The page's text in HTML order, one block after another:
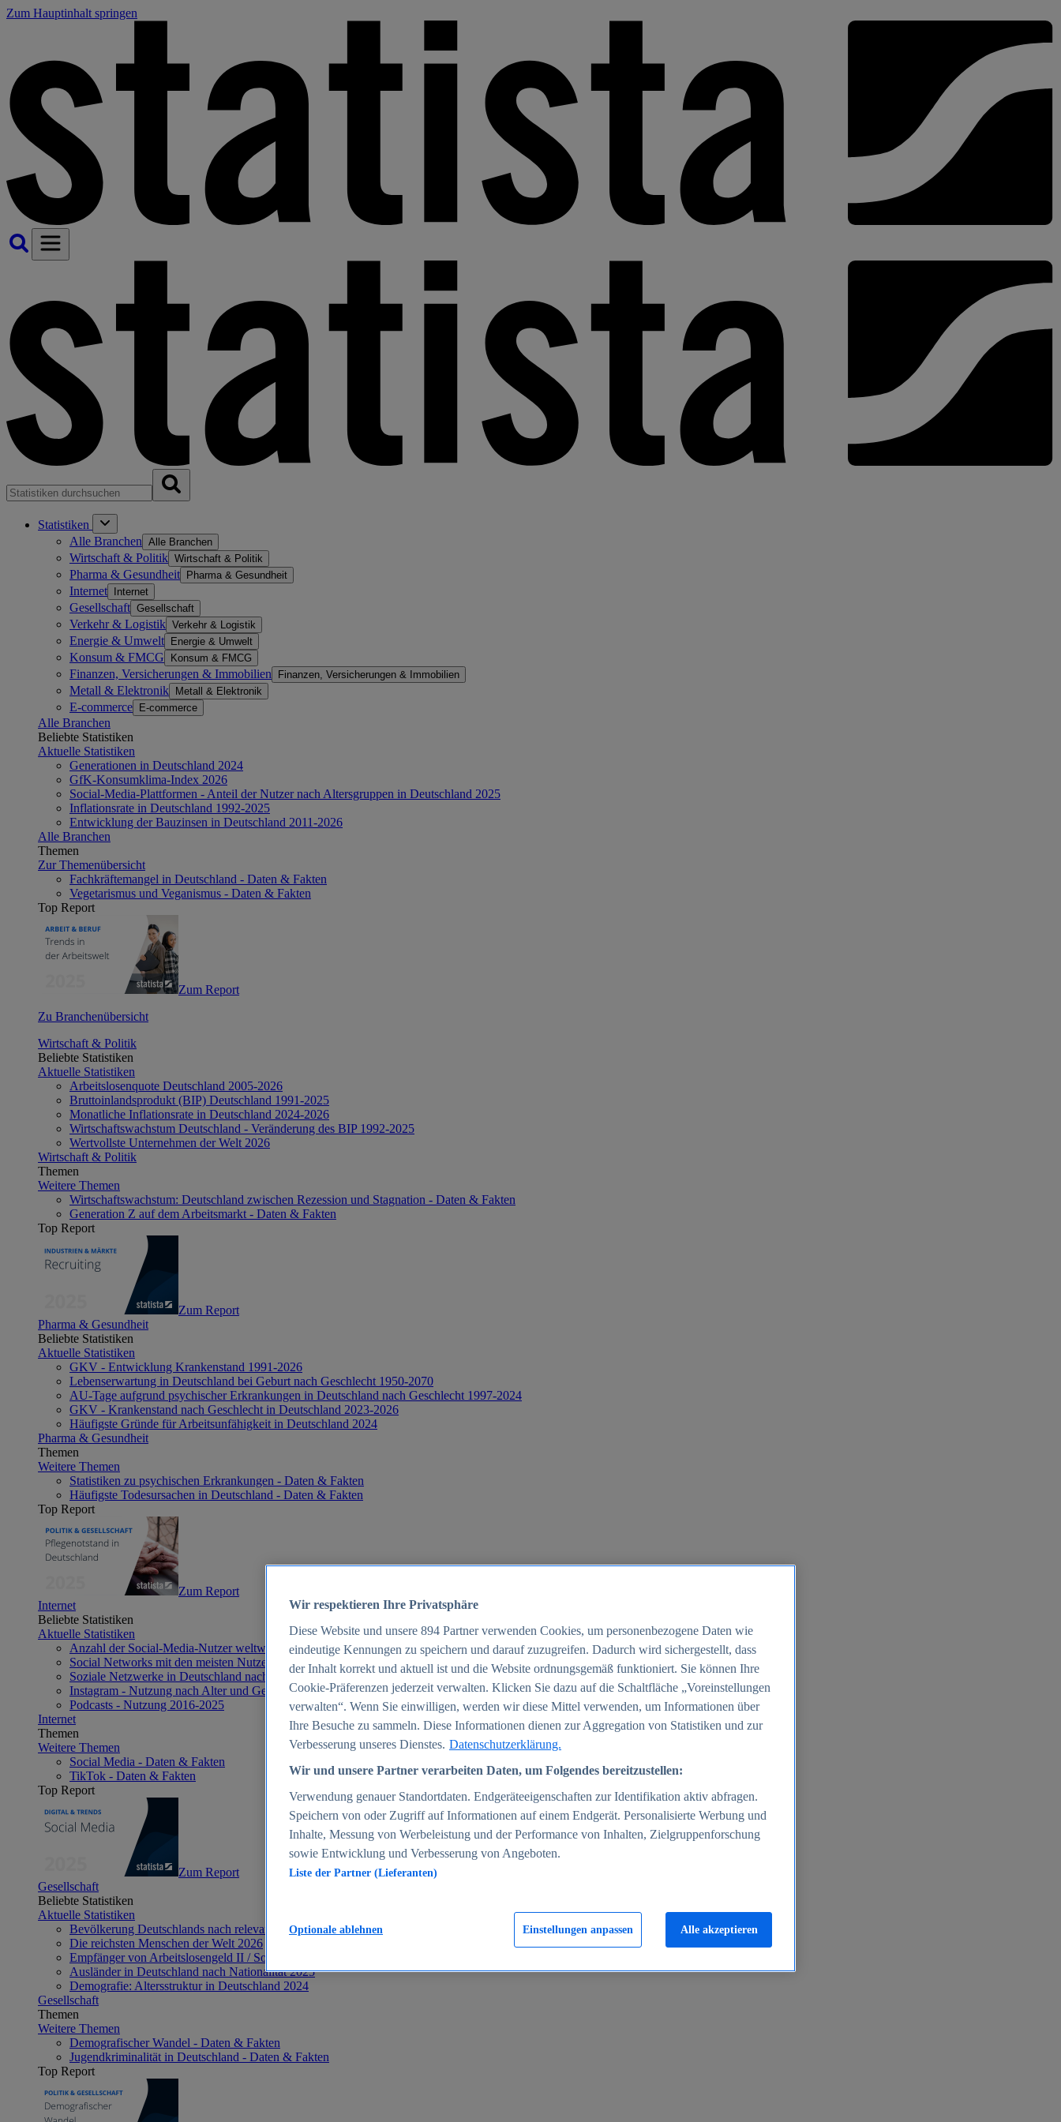
Zum Hauptinhalt springen
Statistiken
Alle Branchen Alle Branchen
Wirtschaft & Politik Wirtschaft & Politik
Pharma & Gesundheit Pharma & Gesundheit
Internet Internet
Gesellschaft Gesellschaft
Verkehr & Logistik Verkehr & Logistik
Energie & Umwelt Energie & Umwelt
Konsum & FMCG Konsum & FMCG
Finanzen, Versicherungen & Immobilien Finanzen, Versicherungen & Immobilien
Metall & Elektronik Metall & Elektronik
E-commerce E-commerce
Alle Branchen
Beliebte Statistiken
Aktuelle Statistiken
Generationen in Deutschland 2024
GfK-Konsumklima-Index 2026
Social-Media-Plattformen - Anteil der Nutzer nach Altersgruppen in Deutschland 2025
Inflationsrate in Deutschland 1992-2025
Entwicklung der Bauzinsen in Deutschland 2011-2026
Alle Branchen
Themen
Zur Themenübersicht
Fachkräftemangel in Deutschland - Daten & Fakten
Vegetarismus und Veganismus - Daten & Fakten
Top Report
Zum Report
Zu Branchenübersicht
Wirtschaft & Politik
Beliebte Statistiken
Aktuelle Statistiken
Arbeitslosenquote Deutschland 2005-2026
Bruttoinlandsprodukt (BIP) Deutschland 1991-2025
Monatliche Inflationsrate in Deutschland 2024-2026
Wirtschaftswachstum Deutschland - Veränderung des BIP 1992-2025
Wertvollste Unternehmen der Welt 2026
Wirtschaft & Politik
Themen
Weitere Themen
Wirtschaftswachstum: Deutschland zwischen Rezession und Stagnation - Daten & Fakten
Generation Z auf dem Arbeitsmarkt - Daten & Fakten
Top Report
Zum Report
Pharma & Gesundheit
Beliebte Statistiken
Aktuelle Statistiken
GKV - Entwicklung Krankenstand 1991-2026
Lebenserwartung in Deutschland bei Geburt nach Geschlecht 1950-2070
AU-Tage aufgrund psychischer Erkrankungen in Deutschland nach Geschlecht 1997-2024
GKV - Krankenstand nach Geschlecht in Deutschland 2023-2026
Häufigste Gründe für Arbeitsunfähigkeit in Deutschland 2024
Pharma & Gesundheit
Themen
Weitere Themen
Statistiken zu psychischen Erkrankungen - Daten & Fakten
Häufigste Todesursachen in Deutschland - Daten & Fakten
Top Report
Zum Report
Internet
Beliebte Statistiken
Aktuelle Statistiken
Anzahl der Social-Media-Nutzer weltweit 2012-2025
Social Networks mit den meisten Nutzern weltweit 2025
Soziale Netzwerke in Deutschland nach Generationen 2025
Instagram - Nutzung nach Alter und Geschlecht in Deutschland 2025
Podcasts - Nutzung 2016-2025
Internet
Themen
Weitere Themen
Social Media - Daten & Fakten
TikTok - Daten & Fakten
Top Report
Zum Report
Gesellschaft
Beliebte Statistiken
Aktuelle Statistiken
Bevölkerung Deutschlands nach relevanten Altersgruppen 2024
Die reichsten Menschen der Welt 2026
Empfänger von Arbeitslosengeld II / Sozialgeld / Bürgergeld in Deutschland 2005-2025
Ausländer in Deutschland nach Nationalität 2025
Demografie: Altersstruktur in Deutschland 2024
Gesellschaft
Themen
Weitere Themen
Demografischer Wandel - Daten & Fakten
Jugendkriminalität in Deutschland - Daten & Fakten
Top Report
Wir respektieren Ihre Privatsphäre
Diese Website und unsere 894 Partner verwenden Cookies, um personenbezogene Daten wie
eindeutige Kennungen zu speichern und darauf zuzugreifen. Dadurch wird sichergestellt, dass
der Inhalt korrekt und aktuell ist und die Website ordnungsgemäß funktioniert. Sie können Ihre
Cookie-Präferenzen jederzeit verwalten. Klicken Sie dazu auf die Schaltfläche „Voreinstellungen
verwalten“. Wenn Sie einwilligen, werden wir diese Mittel verwenden, um Informationen über
Ihre Besuche zu sammeln. Diese Informationen dienen zur Aggregation von Statistiken und zur
Verbesserung unseres Dienstes. Datenschutzerklärung.
Wir und unsere Partner verarbeiten Daten, um Folgendes bereitzustellen:
Verwendung genauer Standortdaten. Endgeräteeigenschaften zur Identifikation aktiv abfragen.
Speichern von oder Zugriff auf Informationen auf einem Endgerät. Personalisierte Werbung und
Inhalte, Messung von Werbeleistung und der Performance von Inhalten, Zielgruppenforschung
sowie Entwicklung und Verbesserung von Angeboten.
Liste der Partner (Lieferanten)
Einstellungen anpassen
Optionale ablehnen Alle akzeptieren